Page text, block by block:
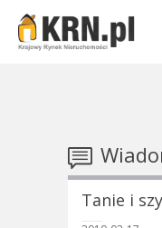
Tanie i